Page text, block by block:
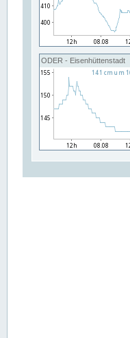
ODER - Eisenhüttenstadt